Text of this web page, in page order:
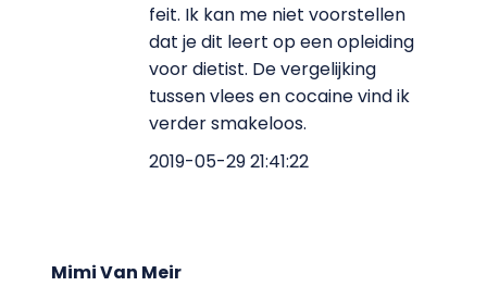
feit. Ik kan me niet voorstellen
dat je dit leert op een opleiding
voor dietist. De vergelijking
tussen vlees en cocaine vind ik
verder smakeloos.
2019-05-29 21:41:22
Mimi Van Meir